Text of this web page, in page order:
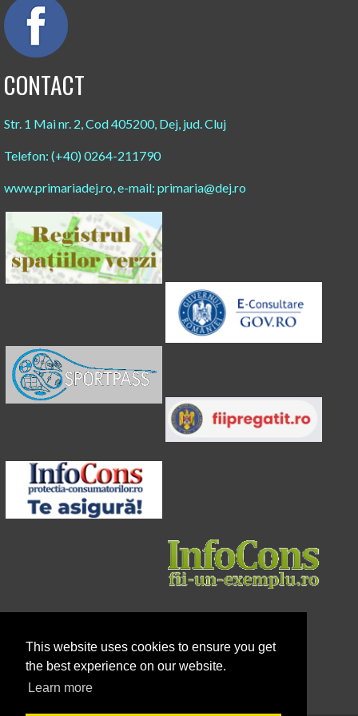
This website uses cookies to ensure you get
the best experience on our website.
Learn more
CONTACT
Str. 1 Mai nr. 2, Cod 405200, Dej, jud. Cluj
Telefon: (+40) 0264-211790
www.primariadej.ro, e-mail: primaria@dej.ro​